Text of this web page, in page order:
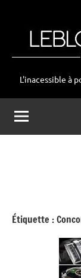
L'inacessible à
Étiquette :